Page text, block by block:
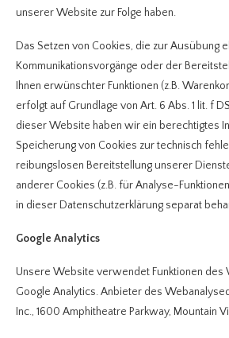
unserer Website zur Folge haben.
Das Setzen von Cookies, die zur Ausübung
Kommunikationsvorgänge oder der
Ihnen erwünschter Funktionen (z.B.
erfolgt auf Grundlage von Art. 6 Abs. 1 lit. f
dieser Website haben wir ein berechtigtes
Speicherung von Cookies zur technisch
reibungslosen Bereitstellung unserer
anderer Cookies (z.B. für Analyse-
in dieser Datenschutzerklärung separat
Google Analytics
Unsere Website verwendet Funktionen des
Google Analytics. Anbieter des
Inc., 1600 Amphitheatre Parkway, Mountain